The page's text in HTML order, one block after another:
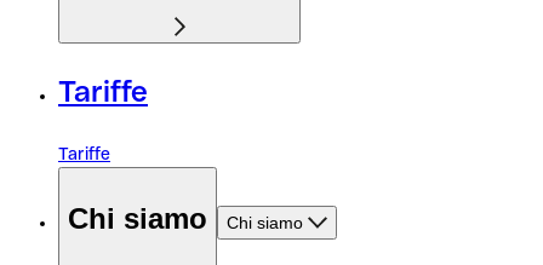
Tariffe
Tariffe
Chi siamo Chi siamo